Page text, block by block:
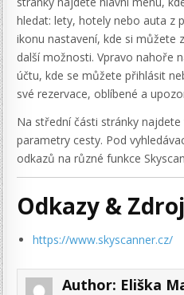
hledat: lety, hotely nebo auta z
ikonu nastavení, kde si můžete
další možnosti. Vpravo nahoře
účtu, kde se můžete přihlásit
své rezervace, oblíbené a
Na střední části stránky
parametry cesty. Pod
odkazů na různé funkce
Odkazy &
https://www.skyscanner.cz/
Author: Eliška